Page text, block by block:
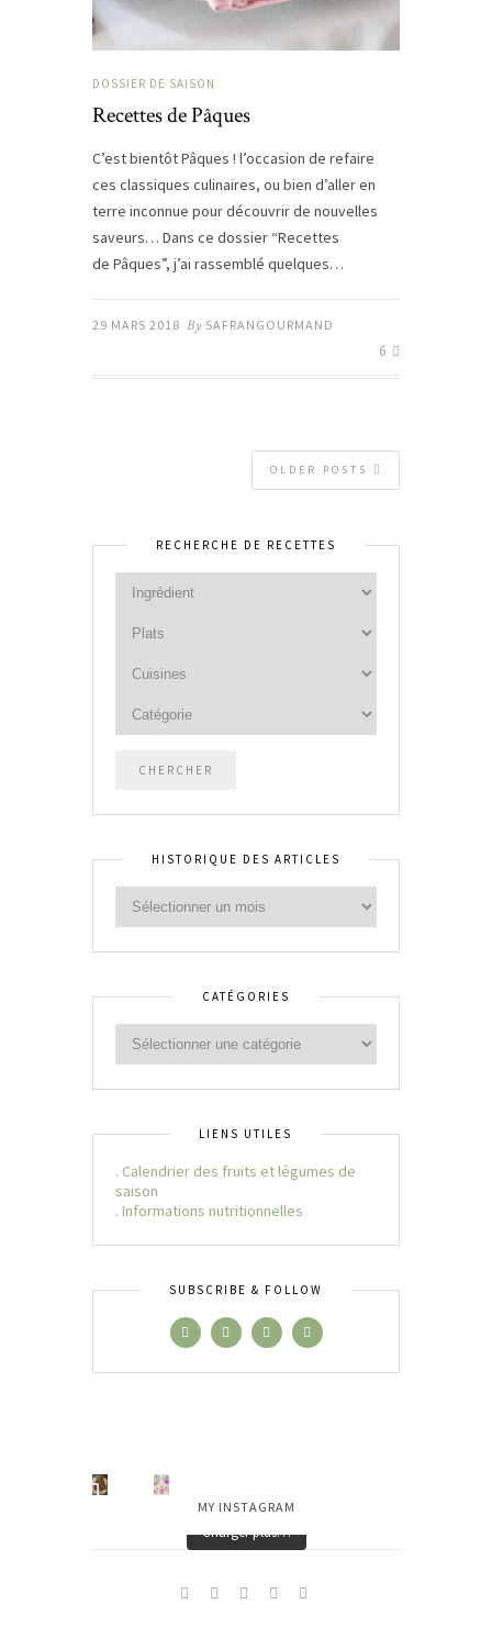
DOSSIER DE SAISON
Recettes de Pâques
C’est bientôt Pâques ! l’occasion de refaire
ces classiques culinaires, ou bien d’aller en
terre inconnue pour découvrir de nouvelles
saveurs… Dans ce dossier “Recettes
de Pâques”, j’ai rassemblé quelques…
29 MARS 2018 By SAFRANGOURMAND
6
OLDER POSTS
RECHERCHE DE RECETTES
HISTORIQUE DES ARTICLES
CATÉGORIES
LIENS UTILES
. Calendrier des fruits et légumes de
saison
. Informations nutritionnelles
SUBSCRIBE & FOLLOW
MY INSTAGRAM
Charger plus…